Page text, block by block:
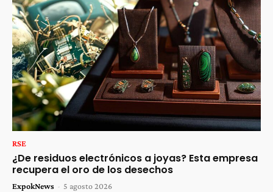
RSE
¿De residuos electrónicos a joyas? Esta empresa
recupera el oro de los desechos
ExpokNews - 5 agosto 2026